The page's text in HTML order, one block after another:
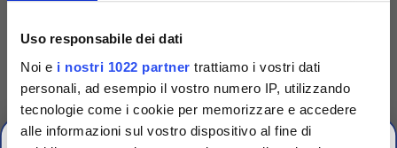
Uso responsabile dei dati
Noi e i nostri 1022 partner trattiamo i vostri dati
personali, ad esempio il vostro numero IP, utilizzando
tecnologie come i cookie per memorizzare e accedere
alle informazioni sul vostro dispositivo al fine di
cartucce dischi
antibiotici
Dispensatore per cartucce con
dischi antibiotici brand
Biomaxima e compatibile
Oxoid.
Accedi Per visualizzare
prezzi e schede tecniche